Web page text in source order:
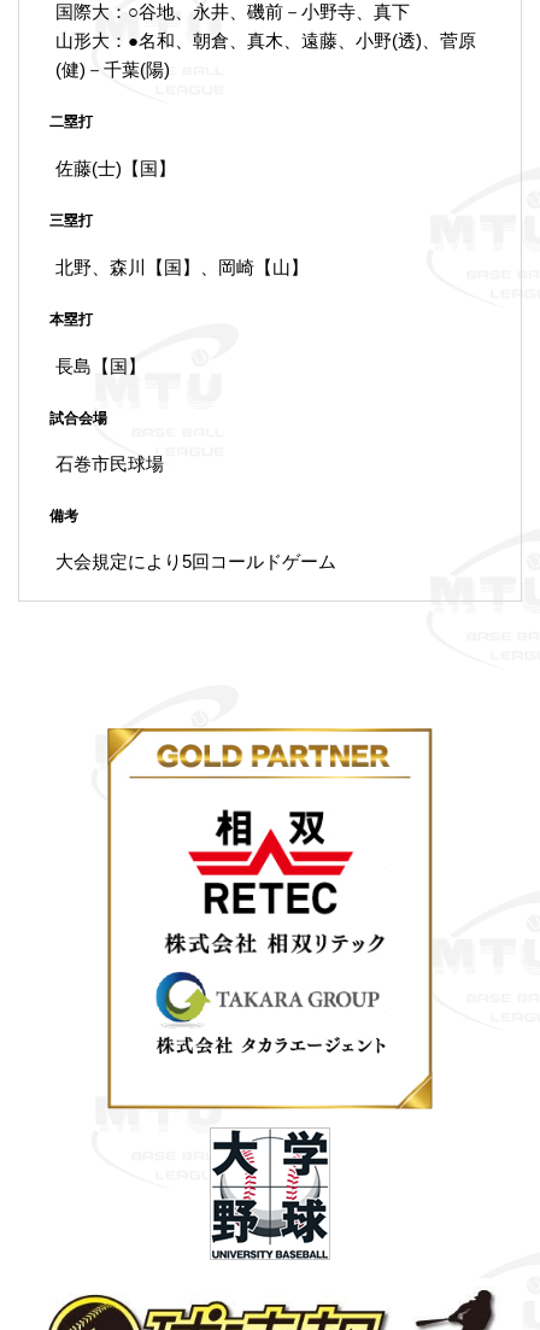
国際大：○谷地、永井、磯前－小野寺、真下
山形大：●名和、朝倉、真木、遠藤、小野(透)、菅原
(健)－千葉(陽)
二塁打
佐藤(士)【国】
三塁打
北野、森川【国】、岡崎【山】
本塁打
長島【国】
試合会場
石巻市民球場
備考
大会規定により5回コールドゲーム